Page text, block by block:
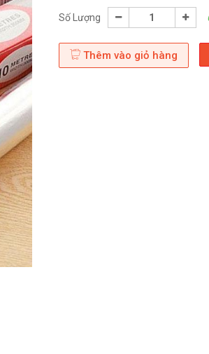
Số Lượng
Thêm vào giỏ hàng